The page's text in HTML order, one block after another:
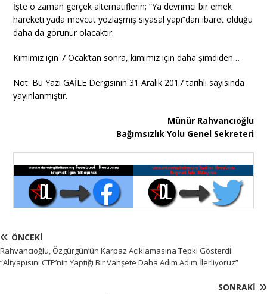
İşte o zaman gerçek alternatiflerin; “Ya devrimci bir emek
hareketi yada mevcut yozlaşmış siyasal yapı”dan ibaret olduğu
daha da görünür olacaktır.
Kimimiz için 7 Ocak’tan sonra, kimimiz için daha şimdiden…
Not: Bu Yazı GAİLE Dergisinin 31 Aralık 2017 tarihli sayısında
yayınlanmıştır.
Münür Rahvancıoğlu
Bağımsızlık Yolu Genel Sekreteri
ÖNCEKI
Rahvancıoğlu, Özgürgün’ün Karpaz Açıklamasına Tepki Gösterdi:
“Altyapısını CTP’nin Yaptığı Bir Vahşete Daha Adım Adım İlerliyoruz”
SONRAKI